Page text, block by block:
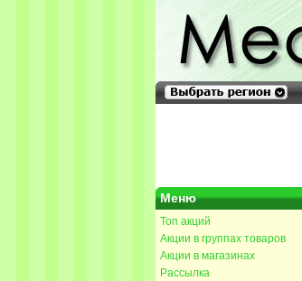
Меню
Топ акций
Акции в группах товаров
Акции в магазинах
Рассылка